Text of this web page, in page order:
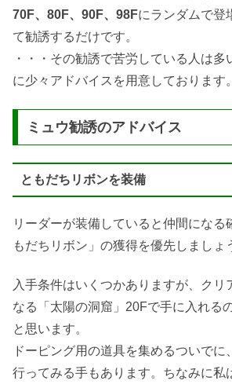
70F、80F、90F、98Fにランダムで登
て勧誘するだけです。
・・・その勧誘で苦労している人は
に少々アドバイスを用意しております。
ミュウ勧誘のアドバイス
ともだちリボンを装備
リーダーが装備していると仲間になる
もだちリボン」の獲得を優先しましょ
入手条件はいくつかありますが、クリ
なる「太陽の洞窟」20Fで手に入れる
と思います。
ドーピング用の道具を集めるついでに
行ってみる手もあります。ちなみに私